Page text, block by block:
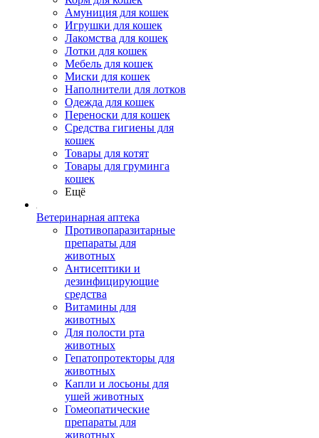
Амуниция для кошек
Игрушки для кошек
Лакомства для кошек
Лотки для кошек
Мебель для кошек
Миски для кошек
Наполнители для лотков
Одежда для кошек
Переноски для кошек
Средства гигиены для
кошек
Товары для котят
Товары для груминга
кошек
Ещё
Ветеринарная аптека
Противопаразитарные
препараты для
животных
Антисептики и
дезинфицирующие
средства
Витамины для
животных
Для полости рта
животных
Гепатопротекторы для
животных
Капли и лосьоны для
ушей животных
Гомеопатические
препараты для
животных